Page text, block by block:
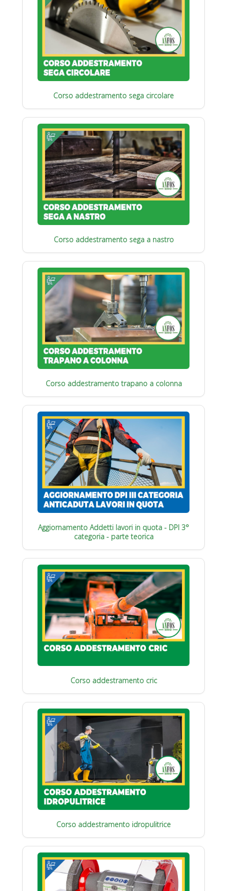
Corso addestramento sega circolare
Corso addestramento sega a nastro
Corso addestramento trapano a colonna
Aggiornamento Addetti lavori in quota - DPI 3°
categoria - parte teorica
Corso addestramento cric
Corso addestramento idropulitrice